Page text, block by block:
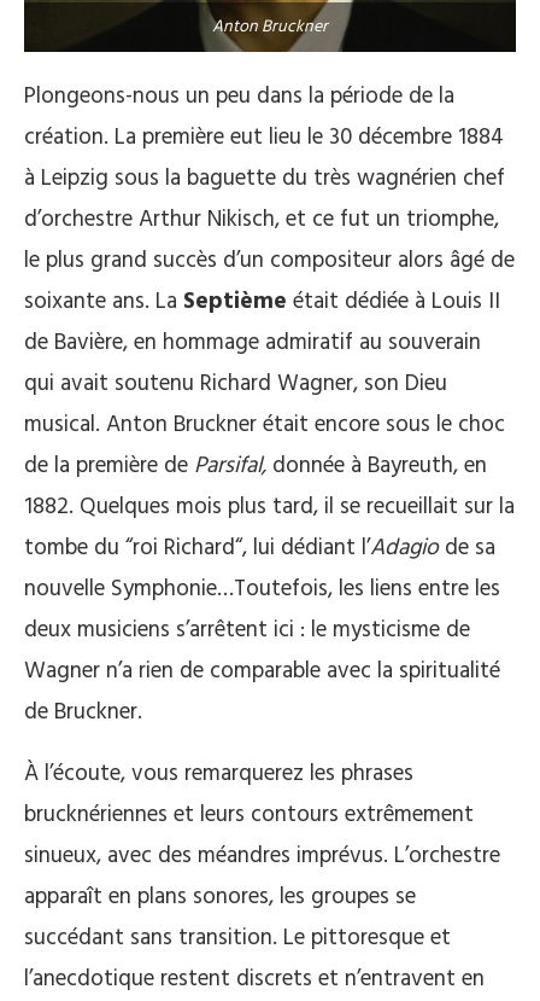
Anton Bruckner
Plongeons-nous un peu dans la période de la
création. La première eut lieu le 30 décembre 1884
à Leipzig sous la baguette du très wagnérien chef
d’orchestre Arthur Nikisch, et ce fut un triomphe,
le plus grand succès d’un compositeur alors âgé de
soixante ans. La Septième était dédiée à Louis II
de Bavière, en hommage admiratif au souverain
qui avait soutenu Richard Wagner, son Dieu
musical. Anton Bruckner était encore sous le choc
de la première de Parsifal, donnée à Bayreuth, en
1882. Quelques mois plus tard, il se recueillait sur la
tombe du “roi Richard“, lui dédiant l’Adagiode sa
nouvelle Symphonie…Toutefois, les liens entre les
deux musiciens s’arrêtent ici : le mysticisme de
Wagner n’a rien de comparable avec la spiritualité
de Bruckner.
À l’écoute, vous remarquerez les phrases
brucknériennes et leurs contours extrêmement
sinueux, avec des méandres imprévus. L’orchestre
apparaît en plans sonores, les groupes se
succédant sans transition. Le pittoresque et
l’anecdotique restent discrets et n’entravent en